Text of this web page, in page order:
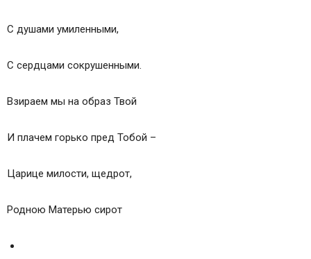
С душами умиленными,
С сердцами сокрушенными.
Взираем мы на образ Твой
И плачем горько пред Тобой –
Царице милости, щедрот,
Родною Матерью сирот